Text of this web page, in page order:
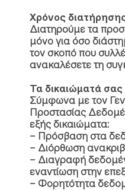
Χρόνος
Διατηρούμε τα
μόνο για όσο
τον σκοπό που
ανακαλέσετε τη
Τα δικαιώματά σας
Σύμφωνα με τον
Προστασίας
εξής δικαιώματα:
– Πρόσβαση στα
– Διόρθωση
– Διαγραφή
εναντίωση στην
– Φορητότητα